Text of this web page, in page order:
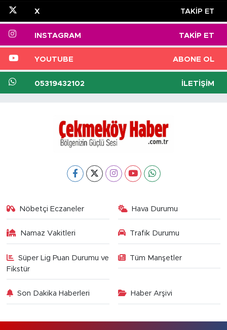
X TAKIP ET
INSTAGRAM TAKIP ET
YOUTUBE ABONE OL
05319432102 İLETIŞIM
Nöbetçi Eczaneler Hava Durumu
Namaz Vakitleri Trafik Durumu
Süper Lig Puan Durumu ve
Fikstür
Tüm Manşetler
Son Dakika Haberleri Haber Arşivi